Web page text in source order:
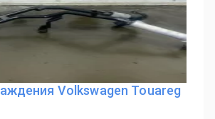
Volkswagen Touareg